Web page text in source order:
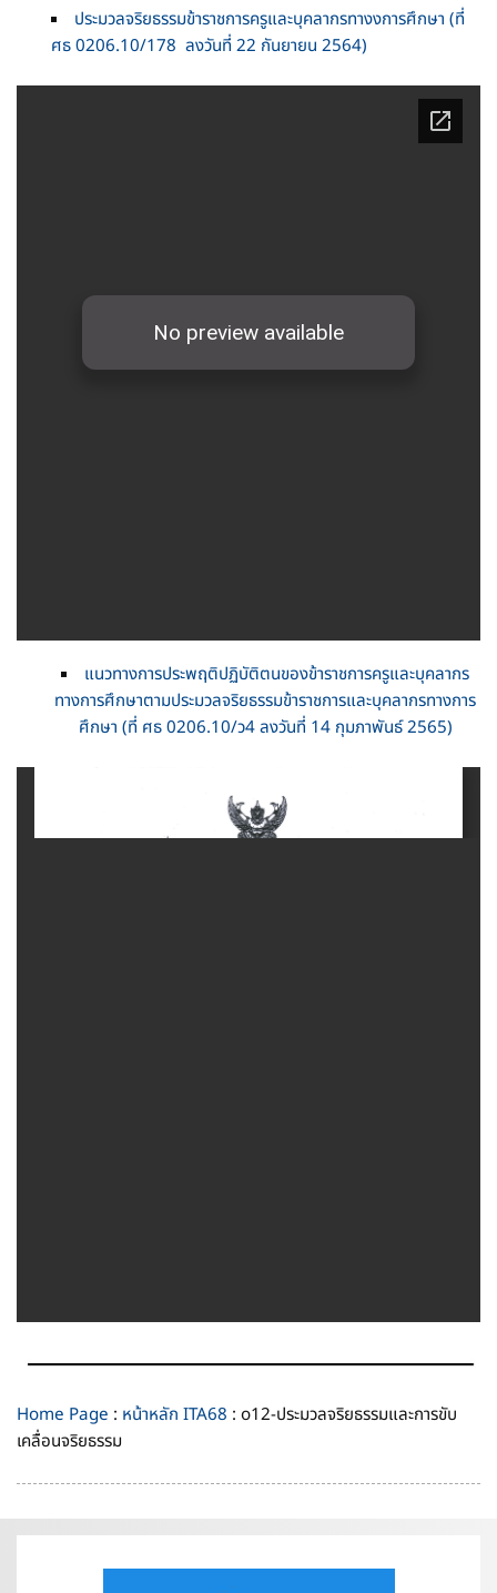
ประมวลจริยธรรมข้าราชการครูและบุคลากรทางงการศึกษา (ที่
ศธ 0206.10/178 ลงวันที่ 22 กันยายน 2564)
แนวทางการประพฤติปฏิบัติตนของข้าราชการครูและบุคลากร
ทางการศึกษาตามประมวลจริยธรรมข้าราชการและบุคลากรทางการ
ศึกษา (ที่ ศธ 0206.10/ว4 ลงวันที่ 14 กุมภาพันธ์ 2565)
Home Page : หน้าหลัก ITA68 : o12-ประมวลจริยธรรมและการขับ
เคลื่อนจริยธรรม